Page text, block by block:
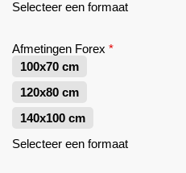
Selecteer een formaat
Afmetingen Forex *
100x70 cm
120x80 cm
140x100 cm
Selecteer een formaat